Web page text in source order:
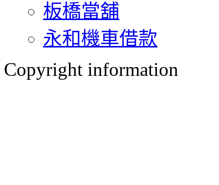
板橋當舖
永和機車借款
Copyright information